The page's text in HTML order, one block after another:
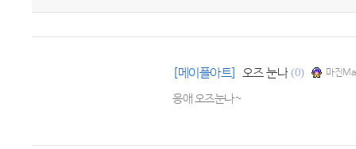
[메이플아트] 오즈 눈나 (0) 마진
응애 오즈눈나~